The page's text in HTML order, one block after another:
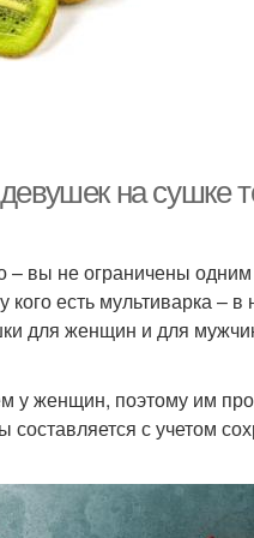
на сушке
вы не ограничены
есть мультиварка – в
для женщин и для
у женщин, поэтому им
с учетом